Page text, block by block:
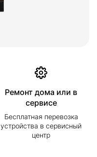
Ремонт дома или в
сервисе
Бесплатная перевозка
устройства в сервисный
центр